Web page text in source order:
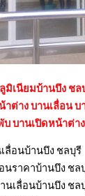
มิเนียมบ้านบึง ช
ต่าง บานเลื่อน
บ บานเปิดหน้าต่าง
ลื่อนบ้านบึง ชลบุรี
นราคาบ้านบึง ชล
นเลื่อนบ้านบึง ชล